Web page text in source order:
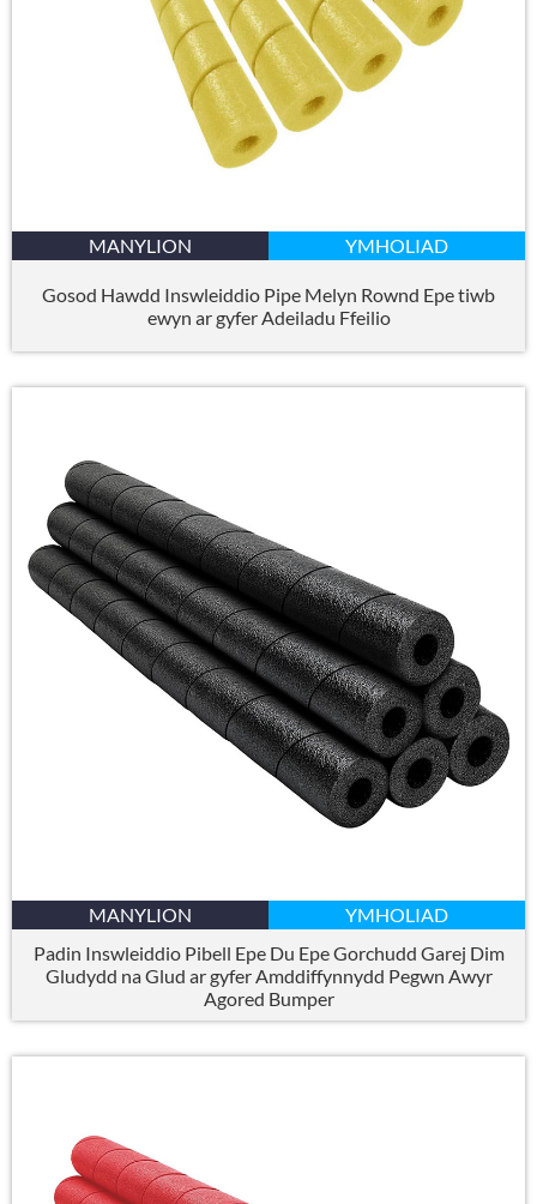
MANYLION YMHOLIAD
Gosod Hawdd Inswleiddio Pipe Melyn Rownd Epe tiwb
ewyn ar gyfer Adeiladu Ffeilio
MANYLION
YMHOLIAD
Padin Inswleiddio Pibell Epe Du Epe Gorchudd Garej Dim
Gludydd na Glud ar gyfer Amddiffynnydd Pegwn Awyr
Agored Bumper